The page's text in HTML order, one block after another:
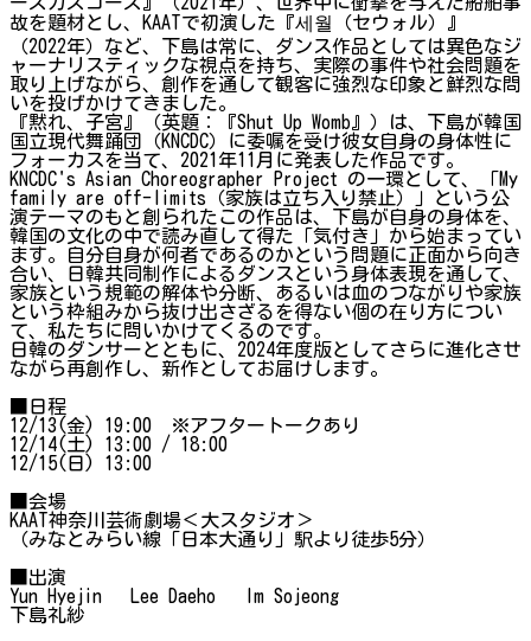
故を題材とし、KAATで初演した『세월（セウォル）』
（2022年）など、下島は常に、ダンス作品としては異色なジ
ャーナリスティックな視点を持ち、実際の事件や社会問題を
取り上げながら、創作を通して観客に強烈な印象と鮮烈な問
いを投げかけてきました。
『黙れ、子宮』（英題：『Shut Up Womb』）は、下島が韓国
国立現代舞踊団（KNCDC）に委嘱を受け彼女自身の身体性に
フォーカスを当て、2021年11月に発表した作品です。
KNCDC's Asian Choreographer Project の一環として、「My
family are off-limits（家族は立ち入り禁止）」という公
演テーマのもと創られたこの作品は、下島が自身の身体を、
韓国の文化の中で読み直して得た「気付き」から始まってい
ます。自分自身が何者であるのかという問題に正面から向き
合い、日韓共同制作によるダンスという身体表現を通して、
家族という規範の解体や分断、あるいは血のつながりや家族
という枠組みから抜け出さざるを得ない個の在り方につい
て、私たちに問いかけてくるのです。
日韓のダンサーとともに、2024年度版としてさらに進化させ
ながら再創作し、新作としてお届けします。
■日程
12/13(金) 19:00 ※アフタートークあり
12/14(土) 13:00 / 18:00
12/15(日) 13:00
■会場
KAAT神奈川芸術劇場＜大スタジオ＞
（みなとみらい線「日本大通り」駅より徒歩5分）
■出演
Yun Hyejin Lee Daeho Im Sojeong
下島礼紗